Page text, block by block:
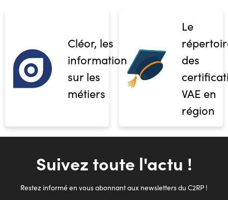
Cléor, les
informations
sur les
métiers
Le
des
VAE en
région
Suivez toute l'actu !
Restez informé en vous abonnant aux newsletters du C2RP !